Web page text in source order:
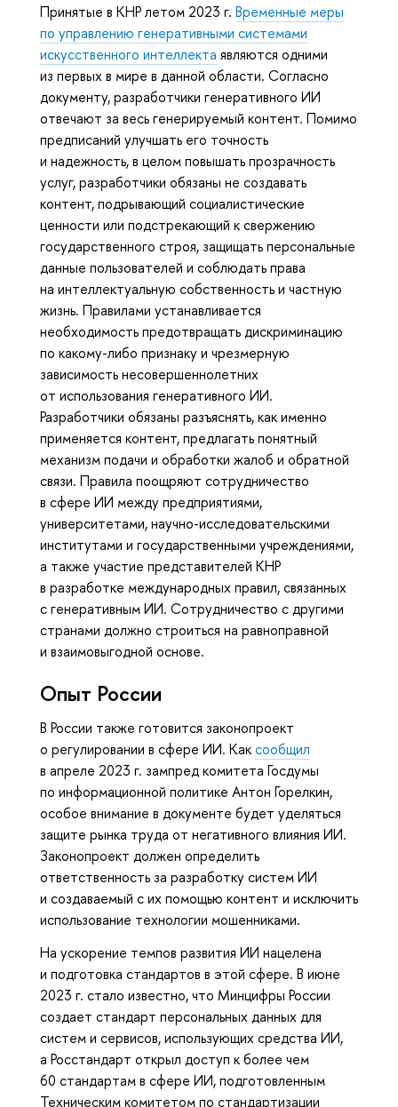
Принятые в КНР летом 2023 г. Временные меры
по управлению генеративными системами
искусственного интеллекта являются одними
из первых в мире в данной области. Согласно
документу, разработчики генеративного ИИ
отвечают за весь генерируемый контент. Помимо
предписаний улучшать его точность
и надежность, в целом повышать прозрачность
услуг, разработчики обязаны не создавать
контент, подрывающий социалистические
ценности или подстрекающий к свержению
государственного строя, защищать персональные
данные пользователей и соблюдать права
на интеллектуальную собственность и частную
жизнь. Правилами устанавливается
необходимость предотвращать дискриминацию
по какому-либо признаку и чрезмерную
зависимость несовершеннолетних
от использования генеративного ИИ.
Разработчики обязаны разъяснять, как именно
применяется контент, предлагать понятный
механизм подачи и обработки жалоб и обратной
связи. Правила поощряют сотрудничество
в сфере ИИ между предприятиями,
университетами, научно-исследовательскими
институтами и государственными учреждениями,
а также участие представителей КНР
в разработке международных правил, связанных
с генеративным ИИ. Сотрудничество с другими
странами должно строиться на равноправной
и взаимовыгодной основе.
Опыт России
В России также готовится законопроект
о регулировании в сфере ИИ. Каксообщил
в апреле 2023 г. зампред комитета Госдумы
по информационной политике Антон Горелкин,
особое внимание в документе будет уделяться
защите рынка труда от негативного влияния ИИ.
Законопроект должен определить
ответственность за разработку систем ИИ
и создаваемый с их помощью контент и исключить
использование технологии мошенниками.
На ускорение темпов развития ИИ нацелена
и подготовка стандартов в этой сфере. В июне
2023 г. стало известно, что Минцифры России
создает стандарт персональных данных для
систем и сервисов, использующих средства ИИ,
а Росстандарт открыл доступ к более чем
60 стандартам в сфере ИИ, подготовленным
Техническим комитетом по стандартизации